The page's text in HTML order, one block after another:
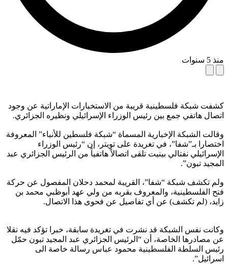
منذ 5 سنوات
كشفت شبكة فلسطينية قريبة من الاستخبارات الإماراتية عن وجود
اتصال هاتفي جمع بين رئيس الوزراء الإسرائيلي ونظيره الجزائري.
وقالت الشبكة الإخبارية المسماة “شبكة فلسطين للأنباء” المعروفة
اختصارا بـ”شفا”، في تغريدة على تويتر، إن “رئيس الوزراء
الإسرائيلي نفتالي بينيت تلقى اتصالاً هاتفياً من الرئيس الجزائري عبد
المجيد تبون”.
ولم تكشف شبكة “شفا”، القريبة لمحمد دحلان المفصول عن حركة
فتح الفلسطينية، والمعروف بقربه من ولي عهد أبوظبي محمد بن
زايد، (لم تكشف) عن أي تفاصيل عن فحوى هذا الاتصال.
وكانت نفس الشبكة قد نشرت في تغريدة سابقة، خبرا تؤكد فيه نقلا
عن مصادرها الخاصة، أن “الرئيس الجزائري عبد المجيد تبون حمّل
رئيس السلطة الفلسطينية محمود عباس رسالة خاصة الى
اسرائيل”.